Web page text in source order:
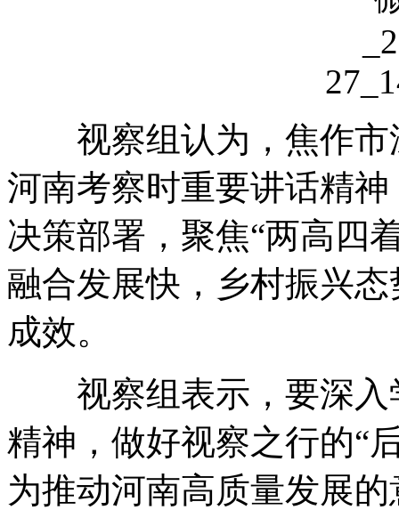
视察组认为 ， 焦作市
河南考察时重要讲话精神
决策部署 ， 聚焦“两高四
融合发展快 ， 乡村振兴
成效。
视察组表示 ， 要深入
精神 ， 做好视察之行的“
为推动河南高质量发展